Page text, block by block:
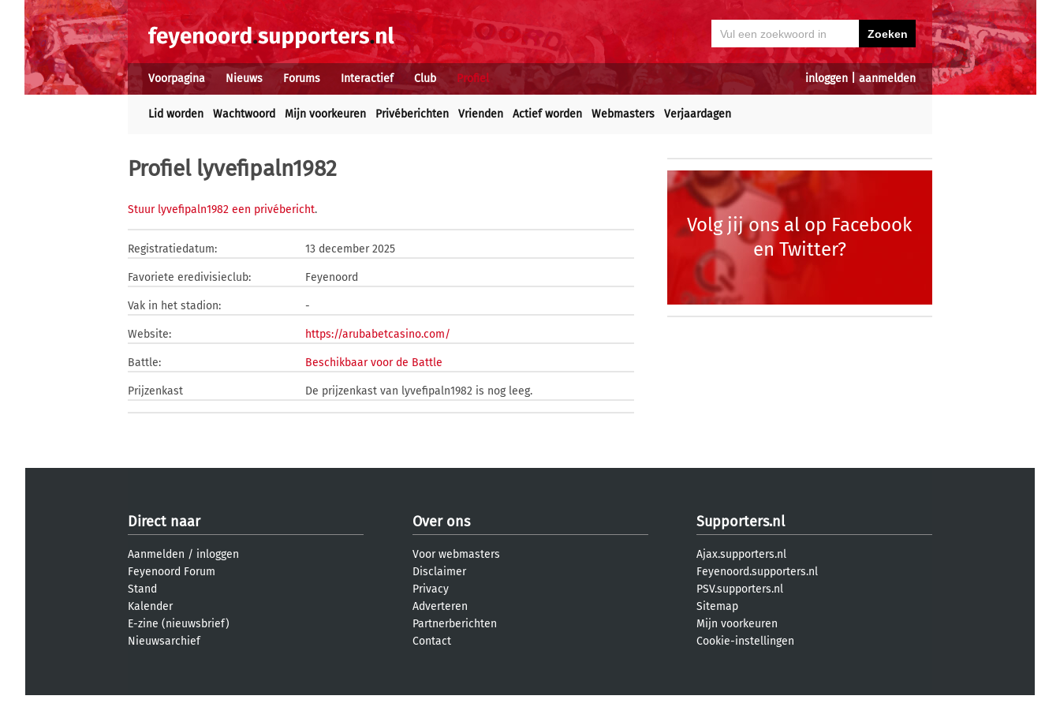
inloggen aanmelden
Voorpagina Nieuws Forums Interactief Club Profiel
Lid worden Wachtwoord Mijn voorkeuren Privéberichten Vrienden Actief worden Webmasters Verjaardagen
Profiel lyvefipaln1982
Stuur lyvefipaln1982 een privébericht.
Registratiedatum: 13 december 2025
Favoriete eredivisieclub: Feyenoord
Vak in het stadion: -
Website: https://arubabetcasino.com/
Battle: Beschikbaar voor de Battle
Prijzenkast De prijzenkast van lyvefipaln1982 is nog leeg.
Volg jij ons al op Facebook
en Twitter?
Direct naar
Aanmelden / inloggen
Feyenoord Forum
Stand
Kalender
E-zine (nieuwsbrief)
Nieuwsarchief
Over ons
Voor webmasters
Disclaimer
Privacy
Adverteren
Partnerberichten
Contact
Supporters.nl
Ajax.supporters.nl
Feyenoord.supporters.nl
PSV.supporters.nl
Sitemap
Mijn voorkeuren
Cookie-instellingen